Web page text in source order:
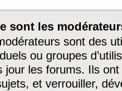
sont les
sont des
ou groupes
jour les forums. Ils ont
et verrouiller,